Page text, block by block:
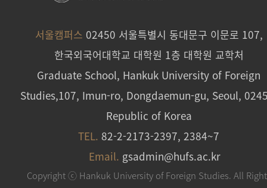
서울캠퍼스 02450 서울특별시 동대문구 이문로 107,
한국외국어대학교 대학원 1층 대학원 교학처
Graduate School, Hankuk University of Foreign
Studies,107, Imun-ro, Dongdaemun-gu, Seoul,
Republic of Korea
TEL. 82-2-2173-2397, 2384~7
Email. gsadmin@hufs.ac.kr
Copyright ⓒ Hankuk University of Foreign Studies. All